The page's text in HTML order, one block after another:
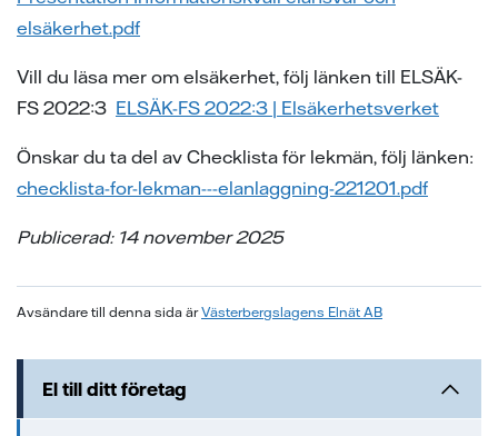
svar
fastighetsägare
vid skada
projekt
på lika villkor
- med ert företag i fokus
elsäkerhet.pdf
Vill du läsa mer om elsäkerhet, följ länken till ELSÄK-
FS 2022:3 ELSÄK-FS 2022:3 | Elsäkerhetsverket
Önskar du ta del av Checklista för lekmän, följ länken:
checklista-for-lekman---elanlaggning-221201.pdf
Publicerad: 14 november 2025
Avsändare till denna sida ärVästerbergslagens Elnät AB
El till ditt företag